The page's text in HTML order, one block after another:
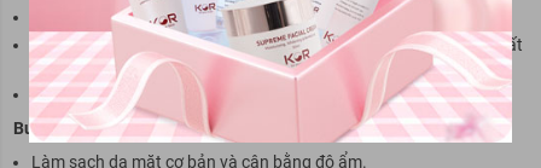
Sử dụng kem dưỡng da ban ngày số 1, thoa đều lên toàn bộ mặt.
Tiếp theo, sử dụng kem dưỡng trắng da ban ngày số 2 để hoàn tất
bước chăm sóc da.
Có thể kết hợp thêm kem chống nắng để bảo vệ da.
Buổi tối:
Làm sạch da mặt cơ bản và cân bằng độ ẩm.